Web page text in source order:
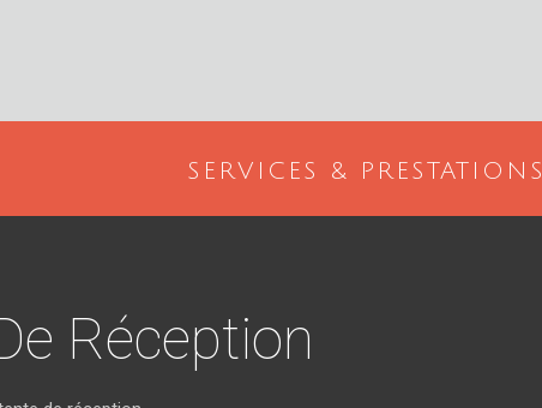
SERVICES & PRESTATIONS
Réception